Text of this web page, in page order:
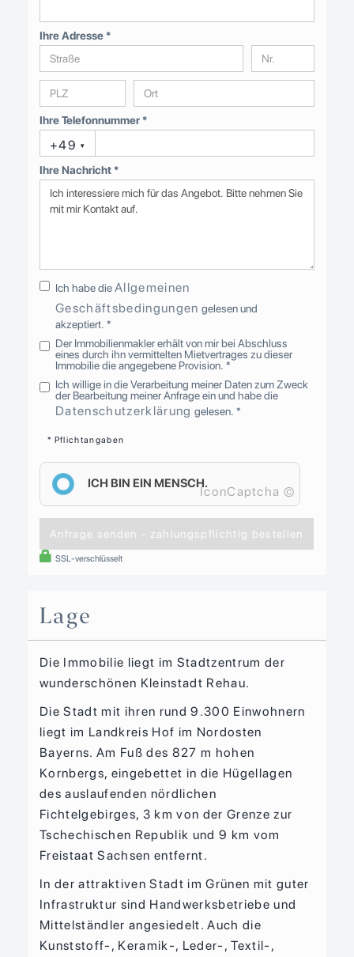
Ihre Adresse *
Ihre Telefonnummer *
+49 ▾
Ihre Nachricht *
Ich habe dieAllgemeinen
Geschäftsbedingungen gelesen und
akzeptiert. *
Der Immobilienmakler erhält von mir bei Abschluss
eines durch ihn vermittelten Mietvertrages zu dieser
Immobilie die angegebene Provision. *
Ich willige in die Verarbeitung meiner Daten zum Zweck
der Bearbeitung meiner Anfrage ein und habe die
Datenschutzerklärung gelesen. *
* Pflichtangaben
Anfrage senden - zahlungspflichtig bestellen
SSL-verschlüsselt
ICH BIN EIN MENSCH.
IconCaptcha ©
Lage
Die Immobilie liegt im Stadtzentrum der
wunderschönen Kleinstadt Rehau.
Die Stadt mit ihren rund 9.300 Einwohnern
liegt im Landkreis Hof im Nordosten
Bayerns. Am Fuß des 827 m hohen
Kornbergs, eingebettet in die Hügellagen
des auslaufenden nördlichen
Fichtelgebirges, 3 km von der Grenze zur
Tschechischen Republik und 9 km vom
Freistaat Sachsen entfernt.
In der attraktiven Stadt im Grünen mit guter
Infrastruktur sind Handwerksbetriebe und
Mittelständler angesiedelt. Auch die
Kunststoff-, Keramik-, Leder-, Textil-,